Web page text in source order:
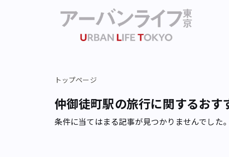
トップページ
仲御徒町駅の旅行に関するおす
条件に当てはまる記事が見つかりませんでした。